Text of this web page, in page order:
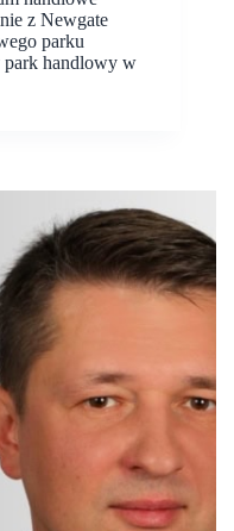
z Newgate
parku
park handlowy w